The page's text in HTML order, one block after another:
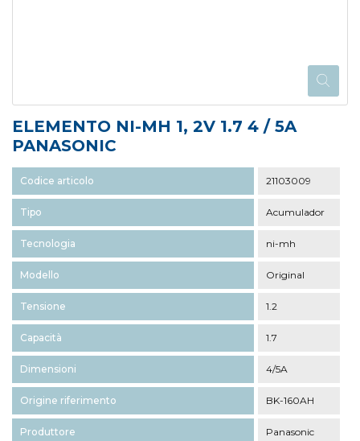
ELEMENTO NI-MH 1, 2V 1.7 4 / 5A
PANASONIC
Codice articolo 21103009
Tipo Acumulador
Tecnologia ni-mh
Modello Original
Tensione 1.2
Capacità 1.7
Dimensioni 4/5A
Origine riferimento BK-160AH
Produttore Panasonic